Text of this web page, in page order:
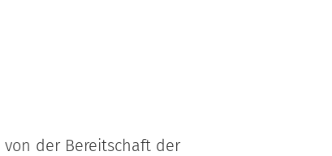
der Bereitschaft der